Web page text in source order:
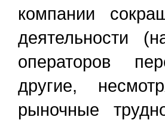
компании
деятельности
операторов
другие,
рыночные